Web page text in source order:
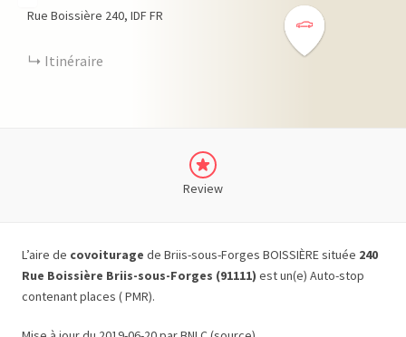
Rue Boissière 240 IDF FR
Itinéraire
Review
L’aire de covoiturage de Briis-sous-Forges BOISSIÈRE située 240
Rue Boissière Briis-sous-Forges (91111) est un(e) Auto-stop
contenant places ( PMR).